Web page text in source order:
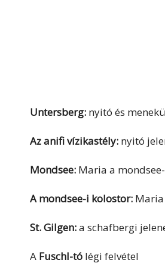
Untersberg: nyitó és
Az anifi vízikastély: nyitó
Mondsee: Maria a
A mondsee-i kolostor:
St. Gilgen:a schafbergi
A Fuschl-tó légi felvétel